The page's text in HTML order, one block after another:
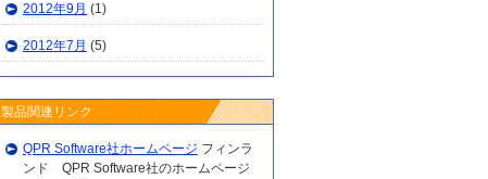
2012年9月 (1)
2012年7月 (5)
製品関連リンク
QPR Software社ホームページ フィンラ
ンド QPR Software社のホームページ